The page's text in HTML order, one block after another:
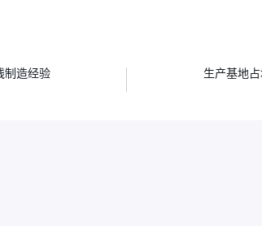
制造经验 生产基地